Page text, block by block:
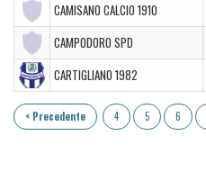
CAMISANO CALCIO 1910
CAMPODORO SPD
CARTIGLIANO 1982
< Precedente 4 5 6